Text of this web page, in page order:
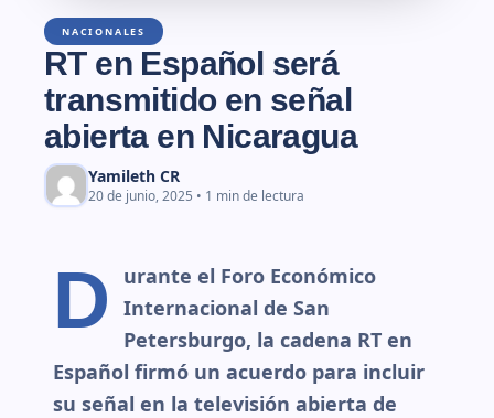
NACIONALES
RT en Español será
transmitido en señal
abierta en Nicaragua
Yamileth CR
20 de junio, 2025 • 1 min de lectura
D
urante el Foro Económico
Internacional de San
Petersburgo, la cadena RT en
Español firmó un acuerdo para incluir
su señal en la televisión abierta de